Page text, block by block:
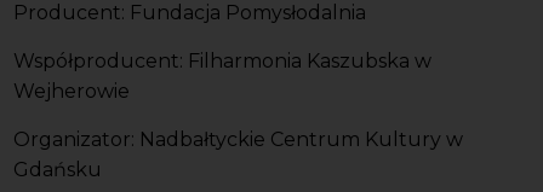
Producent: Fundacja Pomysłodalnia
Współproducent: Filharmonia Kaszubska w
Wejherowie
Organizator: Nadbałtyckie Centrum Kultury w
Gdańsku